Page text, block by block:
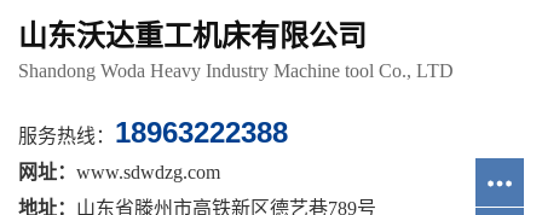
山东沃达重工机床有限公司
Shandong Woda Heavy Industry Machine tool Co., LTD
服务热线： 18963222388
网址： www.sdwdzg.com
地址： 山东省滕州市高铁新区德艺巷789号